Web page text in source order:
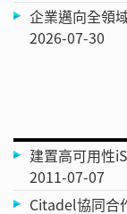
企業邁向全領
2026-07-30
建置高可用性
2011-07-07
Citadel協同合